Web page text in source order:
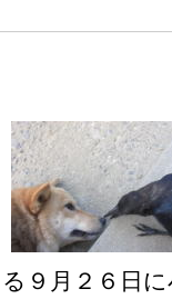
る９月２６日